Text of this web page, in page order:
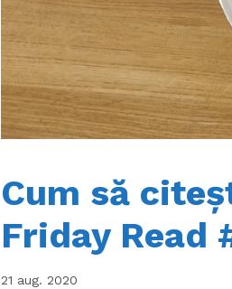
Cum să
Friday Read
21 aug. 2020